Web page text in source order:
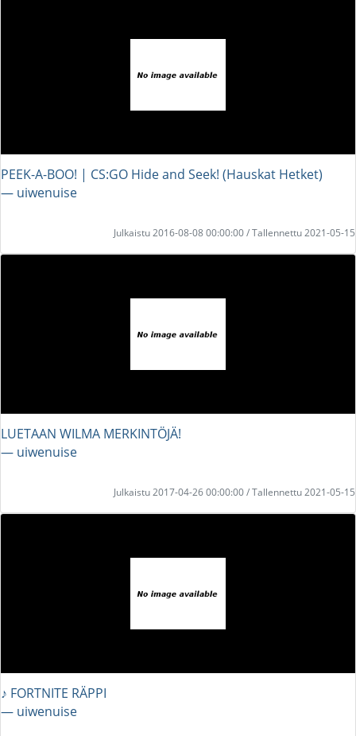
PEEK-A-BOO! | CS:GO Hide and Seek! (Hauskat Hetket)
― uiwenuise
Julkaistu 2016-08-08 00:00:00 / Tallennettu 2021-05-15
LUETAAN WILMA MERKINTÖJÄ!
― uiwenuise
Julkaistu 2017-04-26 00:00:00 / Tallennettu 2021-05-15
♪ FORTNITE RÄPPI
― uiwenuise